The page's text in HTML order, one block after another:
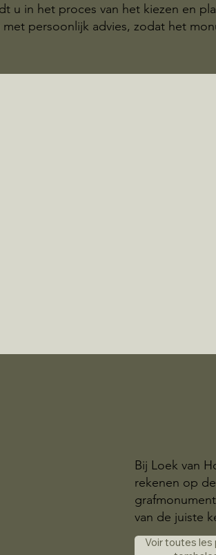
u in het proces van het kiezen en
persoonlijk advies, zodat het
Bij Loek van
rekenen op
van de juiste
Voir toutes les